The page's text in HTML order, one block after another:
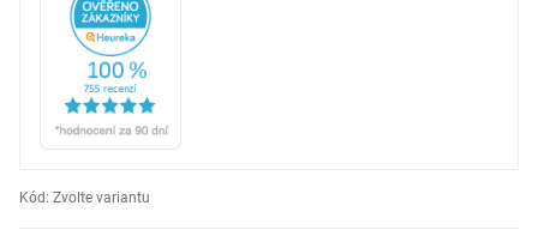
Kód: Zvolte variantu